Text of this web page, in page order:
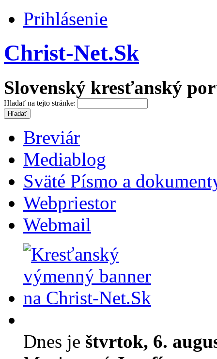
Prihlásenie
Christ-Net.Sk
Slovenský kresťanský
Hladať na tejto stránke:
Breviár
Mediablog
Sväté Písmo a
Webpriestor
Webmail
Dnes je štvrtok, 6.